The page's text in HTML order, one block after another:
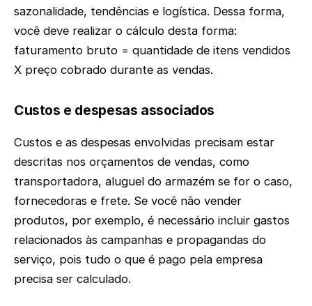
sazonalidade, tendências e logística. Dessa forma,
você deve realizar o cálculo desta forma:
faturamento bruto = quantidade de itens vendidos
X preço cobrado durante as vendas.
Custos e despesas associados
Custos e as despesas envolvidas precisam estar
descritas nos orçamentos de vendas, como
transportadora, aluguel do armazém se for o caso,
fornecedoras e frete. Se você não vender
produtos, por exemplo, é necessário incluir gastos
relacionados às campanhas e propagandas do
serviço, pois tudo o que é pago pela empresa
precisa ser calculado.